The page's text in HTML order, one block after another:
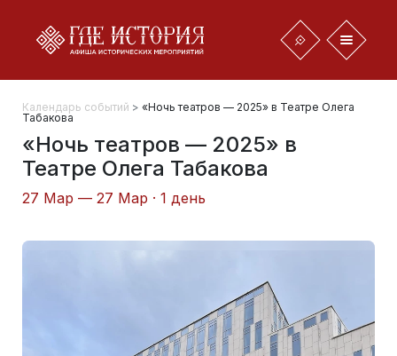
Календарь событий > «Ночь театров — 2025» в Театре Олега
Табакова
«Ночь театров — 2025» в
Театре Олега Табакова
27 Мар — 27 Мар · 1 день